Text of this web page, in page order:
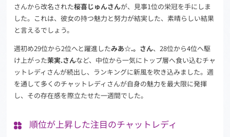
さんから改名された桜喜じゅんさんが、見事1位の栄冠を手にしま
した。これは、彼女の持つ魅力と努力が結実した、素晴らしい結果
と言えるでしょう。
週初め29位から2位へと躍進したみあ☆.。さん、28位から4位へ駆
け上がった茉実.さんなど、中位から一気にトップ層へ食い込むチャ
ットレディさんが続出し、ランキングに新風を吹き込みました。週
を通して多くのチャットレディさんが自身の魅力を最大限に発揮
し、その存在感を際立たせた一週間でした。
順位が上昇した注目のチャットレディ